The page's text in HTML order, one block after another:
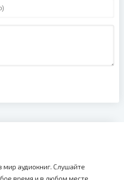
мир аудиокниг. Слушайте
время и в любом месте.